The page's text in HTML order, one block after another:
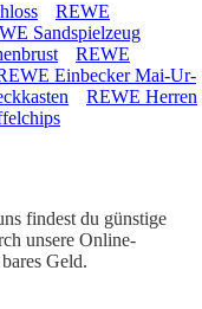
REWE
Sandspielzeug
REWE
Einbecker Mai-Ur-
REWE Herren
findest du günstige
unsere Online-
Geld.